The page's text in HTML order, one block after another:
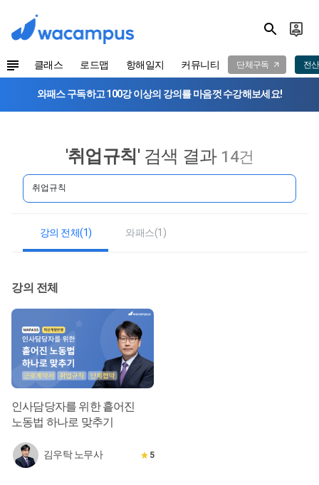
클래스 로드맵 항해일지 커뮤니티 단체구독 전
와패스 구독하고 100강 이상의 강의를 마음껏 수강해보세요!
'취업규칙' 검색 결과 14건
강의 전체(1) 와패스(1)
강의 전체
인사담당자를 위한 흩어진
노동법 하나로 맞추기
김우탁 노무사 5